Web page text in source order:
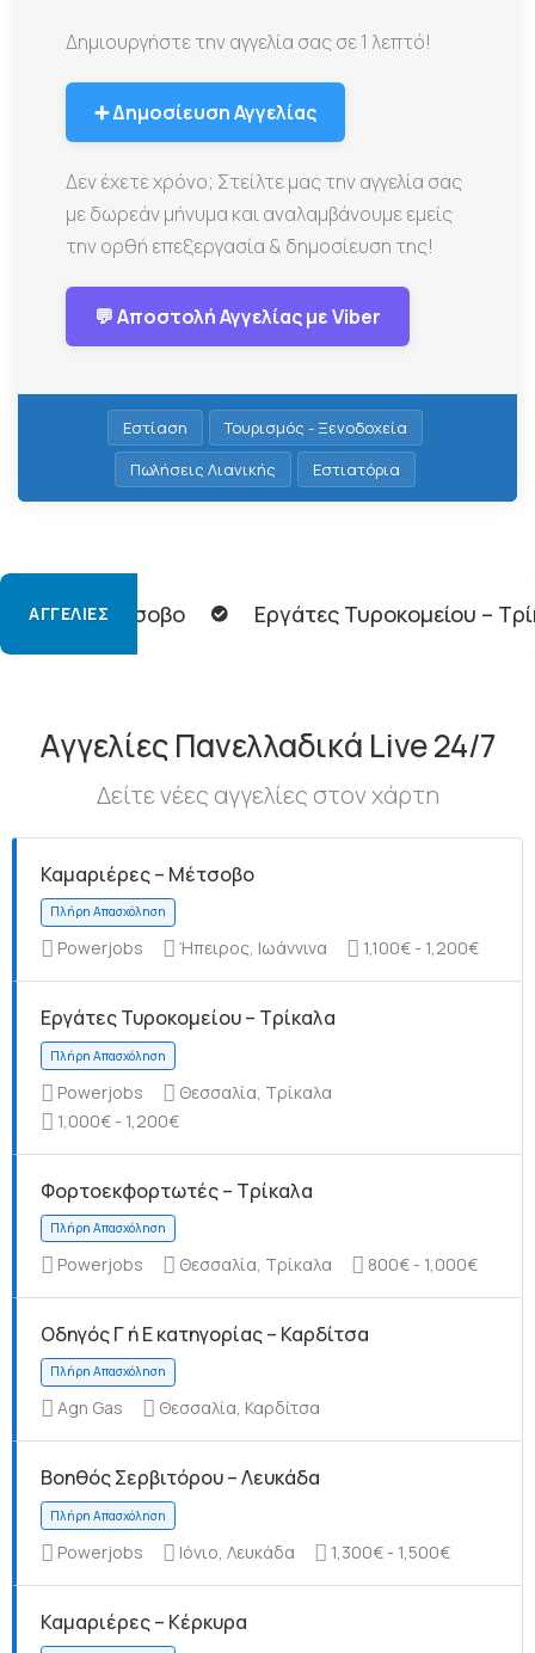
Δημιουργήστε την αγγελία σας σε 1 λεπτό!
➕ Δημοσίευση Αγγελίας
Δεν έχετε χρόνο; Στείλτε μας την αγγελία σας
με δωρεάν μήνυμα και αναλαμβάνουμε εμείς
την ορθή επεξεργασία & δημοσίευση της!
💬 Αποστολή Αγγελίας με Viber
Εστίαση
Τουρισμός - Ξενοδοχεία
Πωλήσεις Λιανικής
Εστιατόρια
ΑΓΓΕΛΊΕΣΕργάτες Τυροκομείου – Τρίκαλα
Αγγελίες Πανελλαδικά Live 24/7
Δείτε νέες αγγελίες στον χάρτη
Καμαριέρες – Μέτσοβο
Πλήρη Απασχόληση
Powerjobs Ήπειρος, Ιωάννινα 1,100€ - 1,200€
Εργάτες Τυροκομείου – Τρίκαλα
Πλήρη Απασχόληση
Powerjobs
Θεσσαλία, Τρίκαλα
1,000€ - 1,200€
Φορτοεκφορτωτές – Τρίκαλα
Πλήρη Απασχόληση
Powerjobs Θεσσαλία, Τρίκαλα 800€ - 1,000€
Οδηγός Γ ή Ε κατηγορίας – Καρδίτσα
Agn Gas Θεσσαλία, Καρδίτσα
Βοηθός Σερβιτόρου – Λευκάδα
Powerjobs Ιόνιο, Λευκάδα 1,300€ - 1,500€
Καμαριέρες – Κέρκυρα